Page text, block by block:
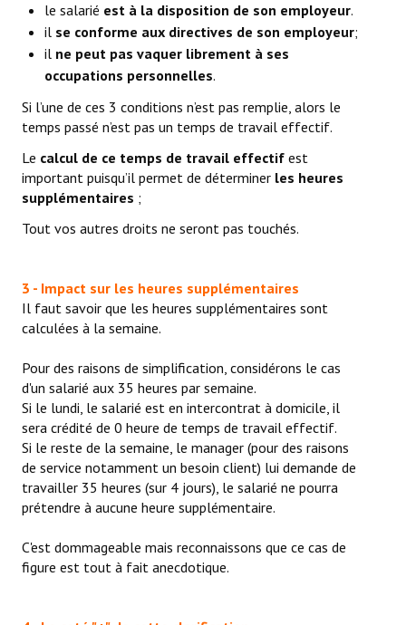
le salarié est à la disposition de son employeur.
il se conforme aux directives de son employeur;
il ne peut pas vaquer librement à ses
occupations personnelles.
Si l’une de ces 3 conditions n’est pas remplie, alors le
temps passé n’est pas un temps de travail effectif.
Le calcul de ce temps de travail effectif est
important puisqu’il permet de déterminer les heures
supplémentaires ;
Tout vos autres droits ne seront pas touchés.
3 - Impact sur les heures supplémentaires
Il faut savoir que les heures supplémentaires sont
calculées à la semaine.
Pour des raisons de simplification, considérons le cas
d'un salarié aux 35 heures par semaine.
Si le lundi, le salarié est en intercontrat à domicile, il
sera crédité de 0 heure de temps de travail effectif.
Si le reste de la semaine, le manager (pour des raisons
de service notamment un besoin client) lui demande de
travailler 35 heures (sur 4 jours), le salarié ne pourra
prétendre à aucune heure supplémentaire.
C'est dommageable mais reconnaissons que ce cas de
figure est tout à fait anecdotique.